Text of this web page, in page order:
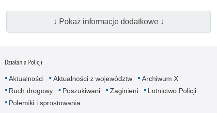
↓ Pokaż informacje dodatkowe ↓
Działania Policji
Aktualności Aktualności z województw
Archiwum X
Ruch drogowy
Poszukiwani Zaginieni
Lotnictwo Policji
Polemiki i sprostowania